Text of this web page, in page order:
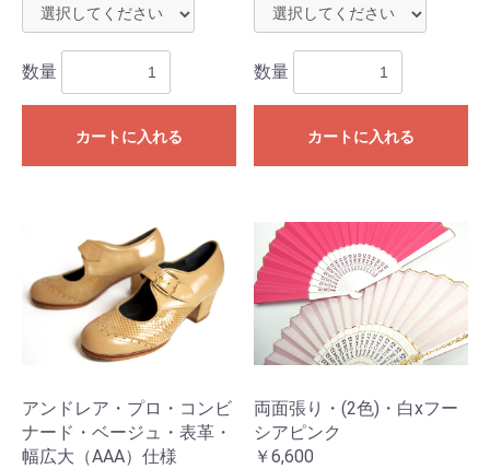
数量
カートに入れる
数量
カートに入れる
アンドレア・プロ・コンビ
ナード・ベージュ・表革・
幅広大（AAA）仕様
両面張り・(2色)・白xフー
シアピンク
￥6,600